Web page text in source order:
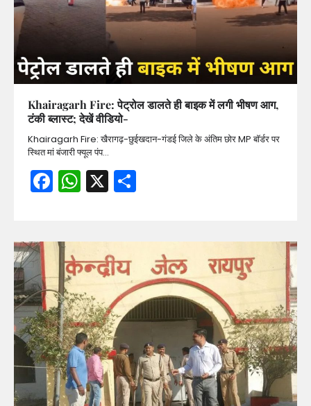
Khairagarh Fire: पेट्रोल डालते ही बाइक में लगी भीषण आग,
टंकी ब्लास्ट; देखें वीडियो-
Khairagarh Fire: खैरागढ़-छुईखदान-गंडई जिले के अंतिम छोर MP बॉर्डर पर
स्थित मां बंजारी फ्यूल पंप…
Facebook
WhatsApp
X